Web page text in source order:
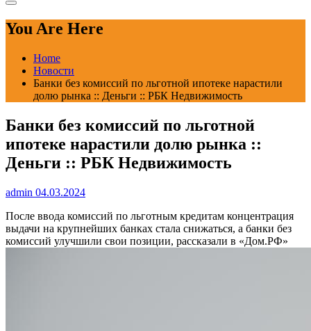
You Are Here
Home
Новости
Банки без комиссий по льготной ипотеке нарастили
долю рынка :: Деньги :: РБК Недвижимость
Банки без комиссий по льготной
ипотеке нарастили долю рынка ::
Деньги :: РБК Недвижимость
admin 04.03.2024
После ввода комиссий по льготным кредитам концентрация
выдачи на крупнейших банках стала снижаться, а банки без
комиссий улучшили свои позиции, рассказали в «Дом.РФ»